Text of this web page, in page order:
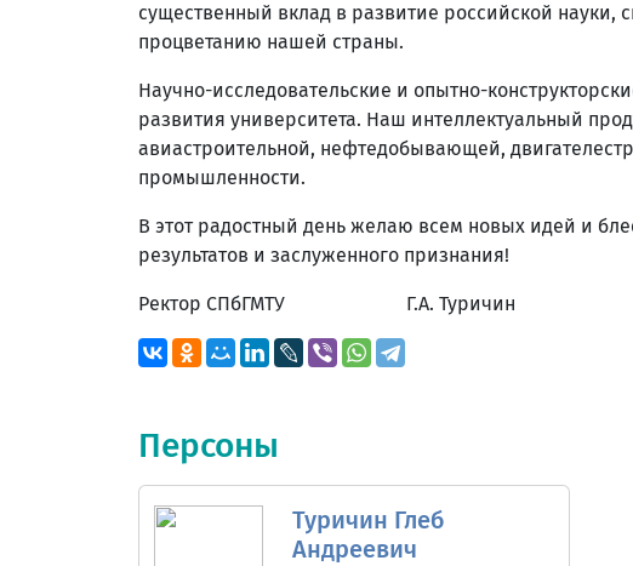
существенный вклад в развитие российской науки,
процветанию нашей страны.
Научно-исследовательские и опытно-
развития университета. Наш интеллектуальный
авиастроительной, нефтедобывающей,
промышленности.
В этот радостный день желаю всем новых идей и
результатов и заслуженного признания!
Ректор СПбГМТУ Г.А. Туричин
Персоны
Туричин Глеб
Андреевич